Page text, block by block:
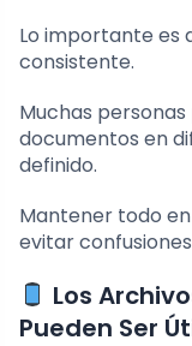
Lo importante es
consistente.
Muchas
documentos en
definido.
Mantener todo
evitar
Los
Pueden Ser